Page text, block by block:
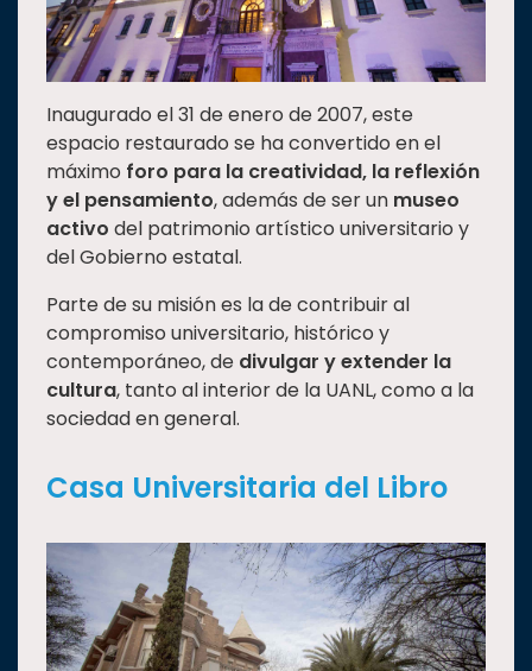
Inaugurado el 31 de enero de 2007, este
espacio restaurado se ha convertido en el
máximo foro para la creatividad, la reflexión
y el pensamiento, además de ser un museo
activo del patrimonio artístico universitario y
del Gobierno estatal.
Parte de su misión es la de contribuir al
compromiso universitario, histórico y
contemporáneo, de divulgar y extender la
cultura, tanto al interior de la UANL, como a la
sociedad en general.
Casa Universitaria del Libro